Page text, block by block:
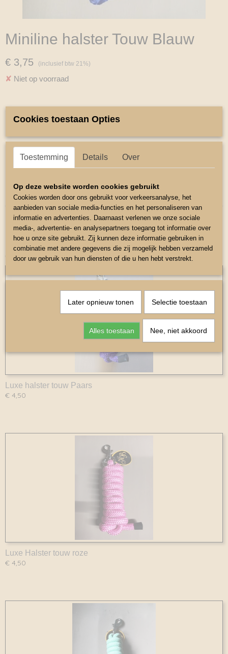
Miniline halster Touw Blauw
€ 3,75 (inclusief btw 21%)
✘ Niet op voorraad
Dit touw is te combineren bij de Miniline halsters.
Met karabijnhaak.
Kleur Blauw.
Ook interessant
Luxe halster touw Paars
€ 4,50
Luxe Halster touw roze
€ 4,50
Cookies toestaan Opties
Toestemming Details Over
Op deze website worden cookies gebruikt
Cookies worden door ons gebruikt voor verkeersanalyse, het
aanbieden van sociale media-functies en het personaliseren van
informatie en advertenties. Daarnaast verlenen we onze sociale
media-, advertentie- en analysepartners toegang tot informatie over
hoe u onze site gebruikt. Zij kunnen deze informatie gebruiken in
combinatie met andere gegevens die zij mogelijk hebben verzameld
door uw gebruik van hun diensten of die u hen hebt verstrekt.
Later opnieuw tonen Selectie toestaan
Alles toestaan Nee, niet akkoord